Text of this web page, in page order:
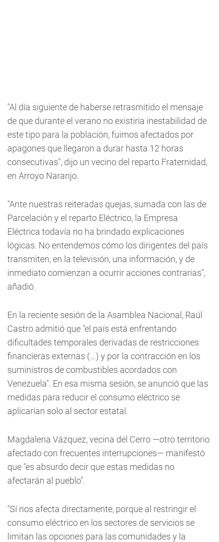
"Al día siguiente de haberse retrasmitido el mensaje
de que durante el verano no existiría inestabilidad de
este tipo para la población, fuimos afectados por
apagones que llegaron a durar hasta 12 horas
consecutivas", dijo un vecino del reparto Fraternidad,
en Arroyo Naranjo.
"Ante nuestras reiteradas quejas, sumada con las de
Parcelación y el reparto Eléctrico, la Empresa
Eléctrica todavía no ha brindado explicaciones
lógicas. No entendemos cómo los dirigentes del país
transmiten, en la televisión, una información, y de
inmediato comienzan a ocurrir acciones contrarias",
añadió.
En la reciente sesión de la Asamblea Nacional, Raúl
Castro admitió que "el país está enfrentando
dificultades temporales derivadas de restricciones
financieras externas (…) y por la contracción en los
suministros de combustibles acordados con
Venezuela". En esa misma sesión, se anunció que las
medidas para reducir el consumo eléctrico se
aplicarían solo al sector estatal.
Magdalena Vázquez, vecina del Cerro —otro territorio
afectado con frecuentes interrupciones— manifestó
que "es absurdo decir que estas medidas no
afectarán al pueblo".
"Sí nos afecta directamente, porque al restringir el
consumo eléctrico en los sectores de servicios se
limitan las opciones para las comunidades y la